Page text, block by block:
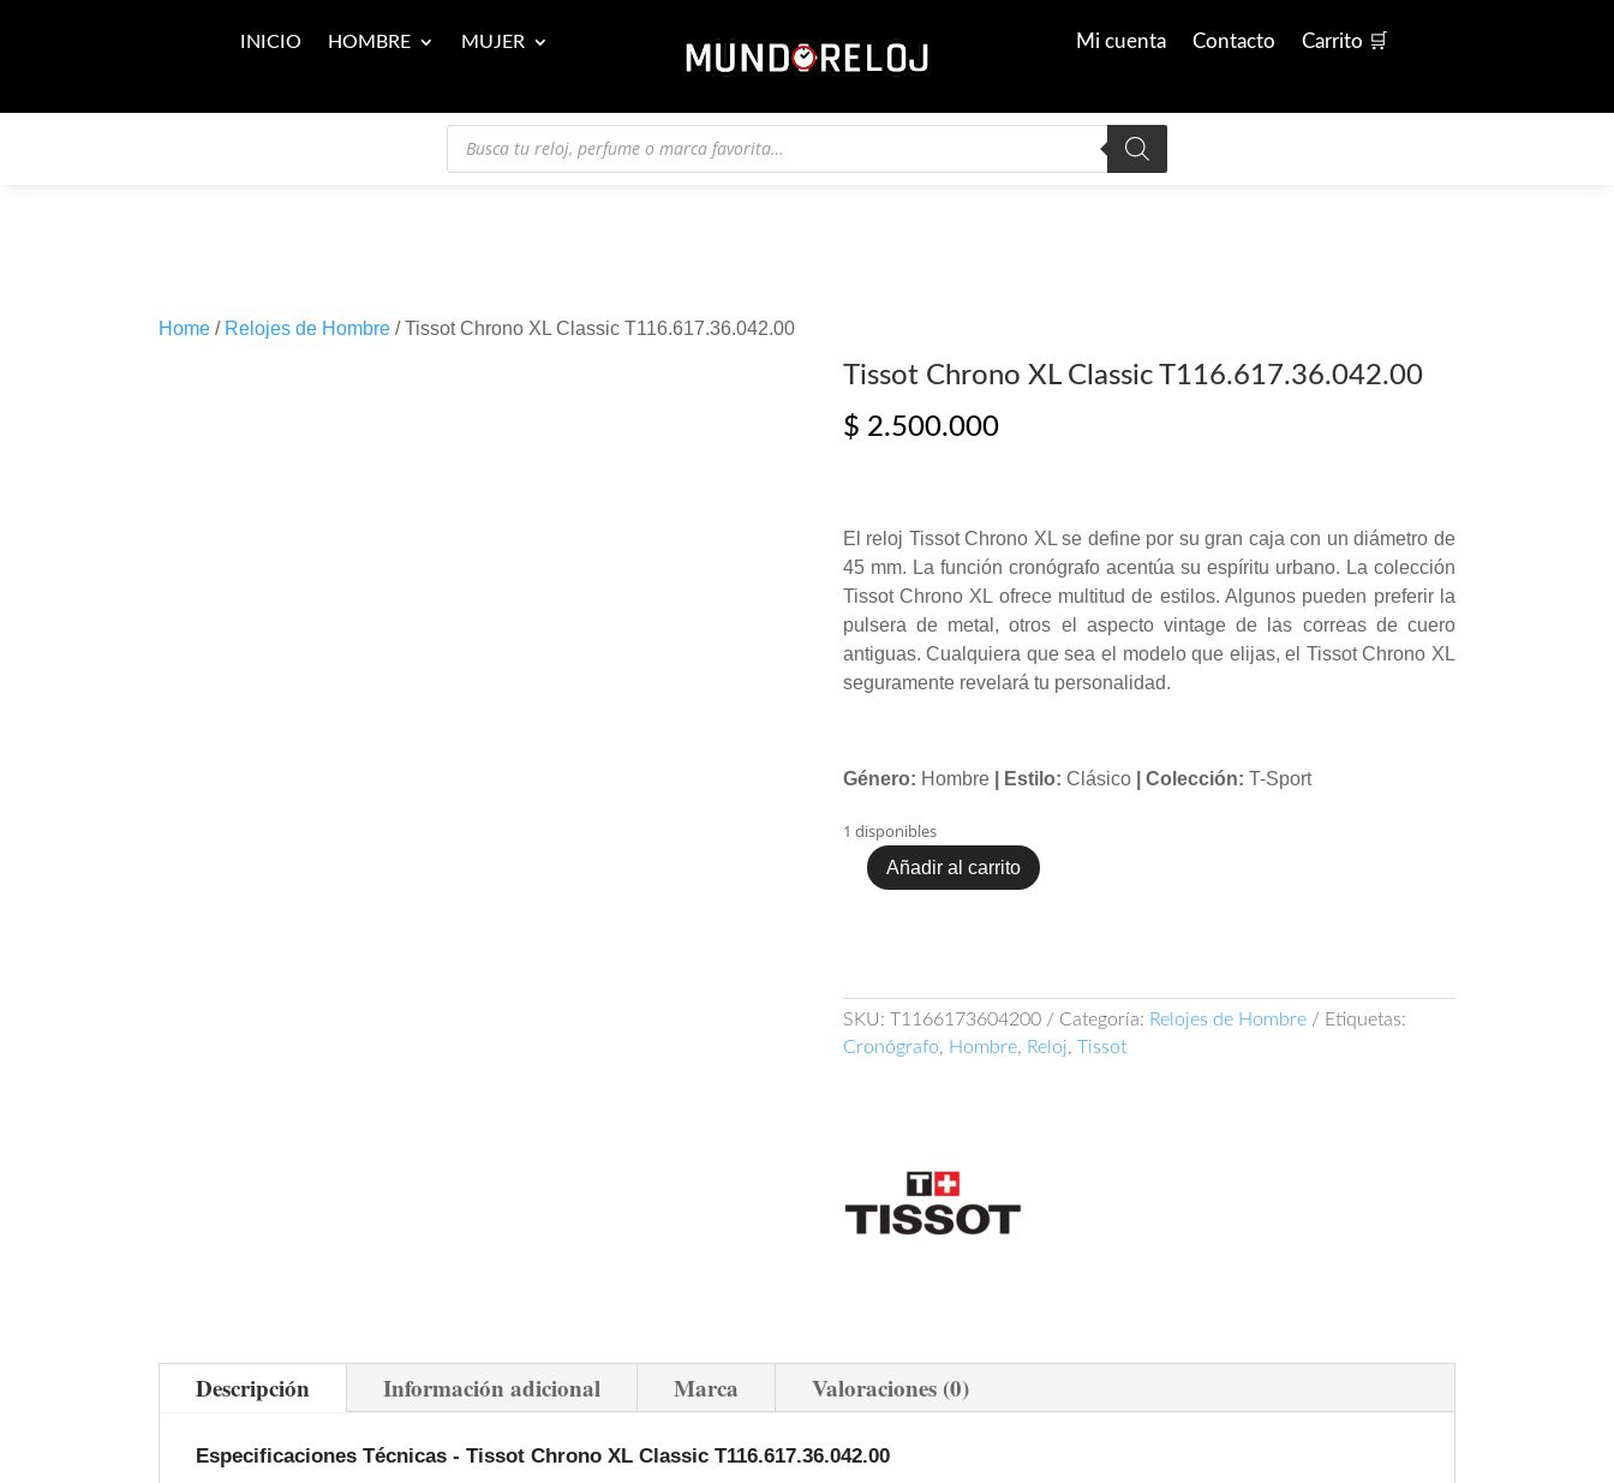
INICIO HOMBRE MUJER Mi cuenta Contacto Carrito 🛒
Búsqueda
productos
Home / Relojes de Hombre / Tissot Chrono XL Classic T116.617.36.042.00
Tissot Chrono XL Classic T116.617.36.042.00
$ 2.500.000
El reloj Tissot Chrono XL se define por su gran caja con un diámetro de
45 mm. La función cronógrafo acentúa su espíritu urbano. La colección
Tissot Chrono XL ofrece multitud de estilos. Algunos pueden preferir la
pulsera de metal, otros el aspecto vintage de las correas de cuero
antiguas. Cualquiera que sea el modelo que elijas, el Tissot Chrono XL
seguramente revelará tu personalidad.
Género: Hombre| Estilo: Clásico| Colección: T-Sport
1 disponibles
Tissot
cantidad
Añadir al carrito
SKU: T1166173604200 Categoría: Relojes de Hombre
Etiquetas:
Cronógrafo, Hombre, Reloj, Tissot
Descripción Información adicional Marca Valoraciones (0)
Especificaciones Técnicas - Tissot Chrono XL Classic T116.617.36.042.00